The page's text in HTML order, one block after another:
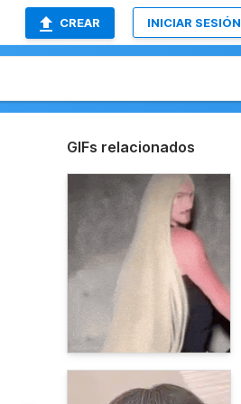
CREAR INICIAR SESIÓN
GIFs relacionados